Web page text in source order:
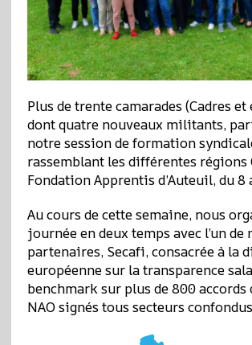
Plus de trente camarades (Cadres et
dont quatre nouveaux militants,
notre session de formation
rassemblant les différentes régions
Fondation Apprentis d’Auteuil, du
Au cours de cette semaine, nous
journée en deux temps avec l’un de
partenaires, Secafi, consacrée à la
européenne sur la transparence
benchmark sur plus de 800 accords
NAO signés tous secteurs